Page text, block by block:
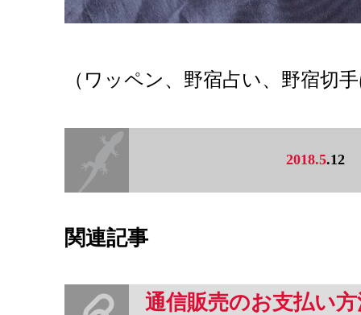
（ワッペン、野宿占い、野宿切
2018.5.12
関連記事
通信販売のお支払い